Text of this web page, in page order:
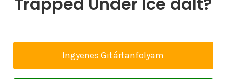
Ingyenes Gitártanfolyam